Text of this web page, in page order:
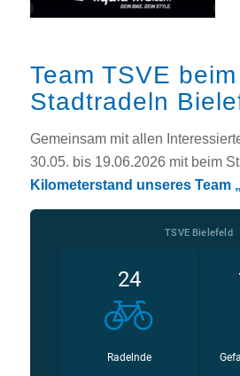
Team TSVE beim
Stadtradeln
Gemeinsam mit allen
30.05. bis 19.06.2026 mit beim
Kilometerstand unseres Team